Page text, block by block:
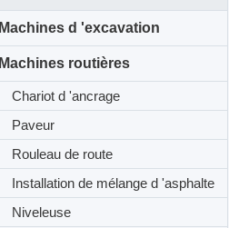
Machines d 'excavation
Machines routières
Chariot d 'ancrage
Paveur
Rouleau de route
Installation de mélange d 'asphalte
Niveleuse